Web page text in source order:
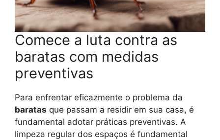
Comece a luta contra as
baratas com medidas
preventivas
Para enfrentar eficazmente o problema da
baratas que passam a residir em sua casa, é
fundamental adotar práticas preventivas. A
limpeza regular dos espaços é fundamental